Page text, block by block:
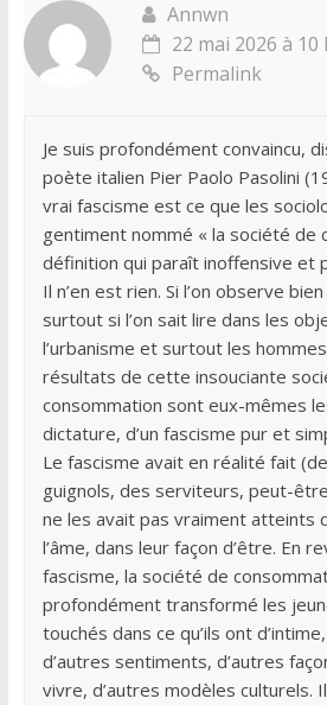
Annwn
22 mai 2026 à 10
Permalink
Je suis profondément convaincu,
poète italien Pier Paolo Pasolini
vrai fascisme est ce que les
gentiment nommé « la société de
définition qui paraît inoffensive et
Il n’en est rien. Si l’on observe
surtout si l’on sait lire dans les
l’urbanisme et surtout les
résultats de cette insouciante
consommation sont eux-mêmes
dictature, d’un fascisme pur et
Le fascisme avait en réalité fait
guignols, des serviteurs, peut-
ne les avait pas vraiment atteints
l’âme, dans leur façon d’être. En
fascisme, la société de
profondément transformé les
touchés dans ce qu’ils ont
d’autres sentiments, d’autres
vivre, d’autres modèles culturels.